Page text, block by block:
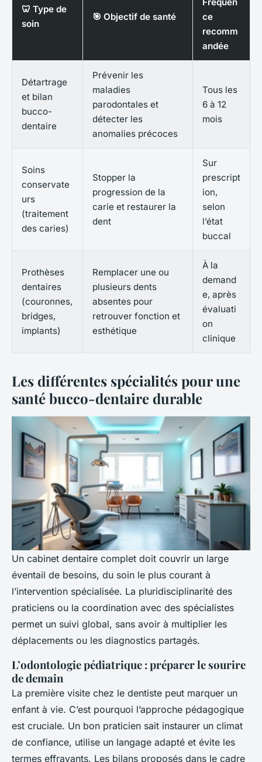
🦷 Type de
soin
🎯 Objectif de santé
ce
recomm
andée
Détartrage
et bilan
bucco-
dentaire
Prévenir les
maladies
parodontales et
détecter les
anomalies précoces
Tous les
6 à 12
mois
Soins
conservate
urs
(traitement
des caries)
Stopper la
progression de la
carie et restaurer la
dent
Sur
prescript
ion,
selon
l’état
buccal
Prothèses
dentaires
(couronnes,
bridges,
implants)
Remplacer une ou
plusieurs dents
absentes pour
retrouver fonction et
esthétique
À la
demand
e, après
évaluati
on
clinique
Les différentes spécialités pour une
santé bucco-dentaire durable
Un cabinet dentaire complet doit couvrir un large
éventail de besoins, du soin le plus courant à
l’intervention spécialisée. La pluridisciplinarité des
praticiens ou la coordination avec des spécialistes
permet un suivi global, sans avoir à multiplier les
déplacements ou les diagnostics partagés.
L’odontologie pédiatrique : préparer le sourire
de demain
La première visite chez le dentiste peut marquer un
enfant à vie. C’est pourquoi l’approche pédagogique
est cruciale. Un bon praticien sait instaurer un climat
de confiance, utilise un langage adapté et évite les
termes effrayants. Les bilans proposés dans le cadre